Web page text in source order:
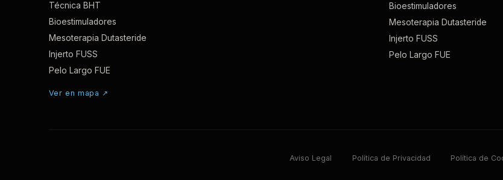
Técnica BHT
Bioestimuladores
Mesoterapia Dutasteride
Injerto FUSS
Pelo Largo FUE
Ver en mapa ↗
Bioestimuladores
Mesoterapia Dutasteride
Injerto FUSS
Pelo Largo FUE
Aviso Legal Política de Privacidad Política de